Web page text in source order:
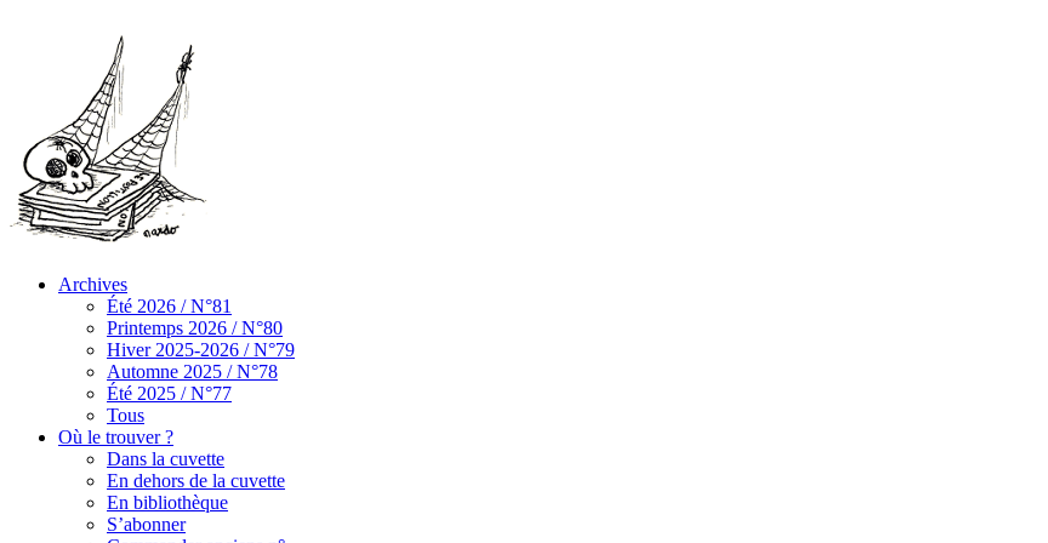
Archives
Été 2026 / N°81
Printemps 2026 / N°80
Hiver 2025-2026 / N°79
Automne 2025 / N°78
Été 2025 / N°77
Tous
Où le trouver ?
Dans la cuvette
En dehors de la cuvette
En bibliothèque
S’abonner